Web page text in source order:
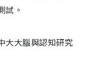
試。
大大腦與認知研究